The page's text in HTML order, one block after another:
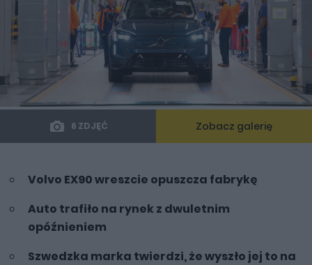
6 ZDJĘĆ Zobacz galerię
Volvo EX90 wreszcie opuszcza fabrykę
Auto trafiło na rynek z dwuletnim
opóźnieniem
Szwedzka marka twierdzi, że wyszło jej to na